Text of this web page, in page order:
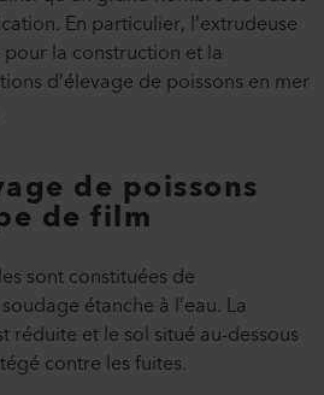
En particulier, l’extrudeuse
la construction et la
d’élevage de poissons en mer
de poissons
de film
sont constituées de
étanche à l’eau. La
réduite et le sol situé au-dessous
contre les fuites.